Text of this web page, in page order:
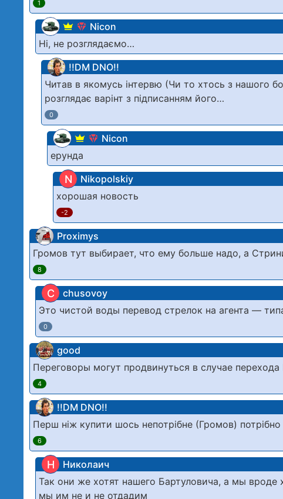
1
Nicon
Ні, не розглядаємо…
!!DM DNO!!
Читав в якомусь інтервю (Чи то хтось з нашого
розглядає варінт з підписанням його…
0
Nicon
ерунда
N Nikopolskiy
хорошая новость
-2
Proximys
Громов тут выбирает, что ему больше надо, а
8
C chusovoy
Это чистой воды перевод стрелок на агента —
0
good
Переговоры могут продвинуться в случае перехода
4
!!DM DNO!!
Перш ніж купити шось непотрібне (Громов)
6
Н Николаич
Так они же хотят нашего Бартуловича, а мы вроде
мы им не и не отдадим